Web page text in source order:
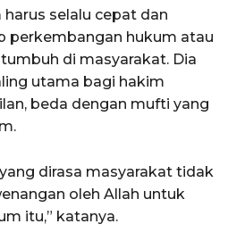
Aceh Terkini
selalu cepat dan
perkembangan hukum atau
di masyarakat. Dia
utama bagi hakim
beda dengan mufti yang
dirasa masyarakat tidak
oleh Allah untuk
itu,” katanya.